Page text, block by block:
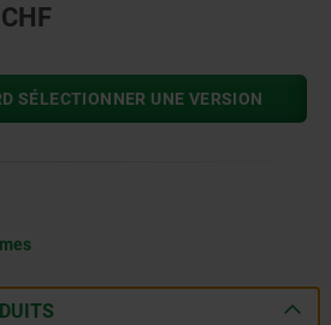
SÉLECTIONNER UNE VERSION